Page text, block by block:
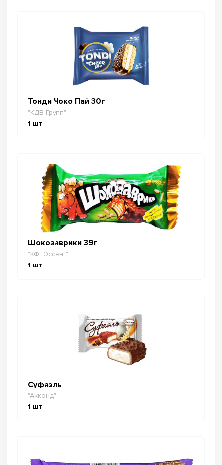
Тонди Чоко Пай 30г
"КДВ Групп"
1 шт
Шокозаврики 39г
"КФ "Эссен""
1 шт
Суфаэль
"Акконд"
1 шт